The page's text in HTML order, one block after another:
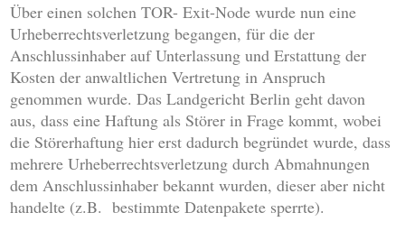
Über einen solchen TOR- Exit-Node wurde nun eine
Urheberrechtsverletzung begangen, für die der
Anschlussinhaber auf Unterlassung und Erstattung der
Kosten der anwaltlichen Vertretung in Anspruch
genommen wurde. Das Landgericht Berlin geht davon
aus, dass eine Haftung als Störer in Frage kommt, wobei
die Störerhaftung hier erst dadurch begründet wurde, dass
mehrere Urheberrechtsverletzung durch Abmahnungen
dem Anschlussinhaber bekannt wurden, dieser aber nicht
handelte (z.B. bestimmte Datenpakete sperrte).